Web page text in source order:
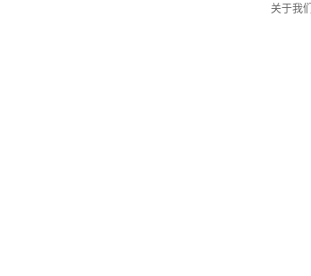
关于我们